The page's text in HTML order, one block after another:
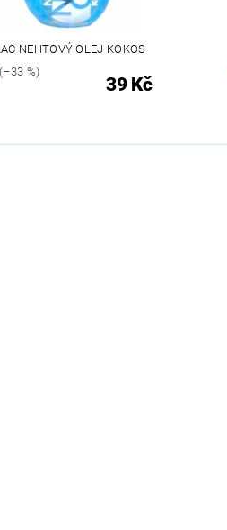
NEHTOVÝ OLEJ KOKOS
%)
39 Kč